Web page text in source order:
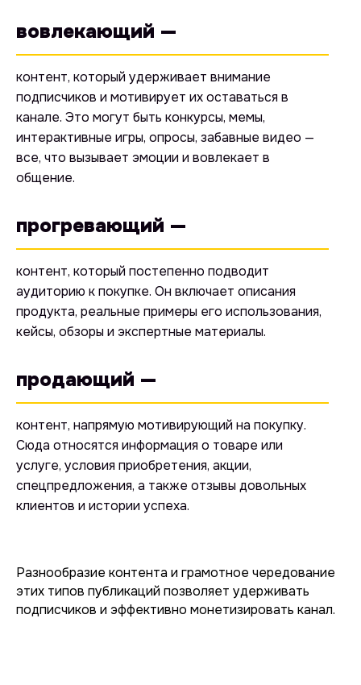
вовлекающий —
контент, который удерживает внимание
подписчиков и мотивирует их оставаться в
канале. Это могут быть конкурсы, мемы,
интерактивные игры, опросы, забавные видео —
все, что вызывает эмоции и вовлекает в
общение.
прогревающий —
контент, который постепенно подводит
аудиторию к покупке. Он включает описания
продукта, реальные примеры его использования,
кейсы, обзоры и экспертные материалы.
продающий —
контент, напрямую мотивирующий на покупку.
Сюда относятся информация о товаре или
услуге, условия приобретения, акции,
спецпредложения, а также отзывы довольных
клиентов и истории успеха.
Разнообразие контента и грамотное чередование
этих типов публикаций позволяет удерживать
подписчиков и эффективно монетизировать канал.